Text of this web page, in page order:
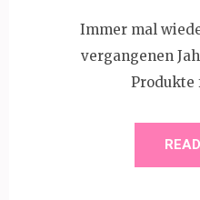
Immer mal
vergangenen
Produkte